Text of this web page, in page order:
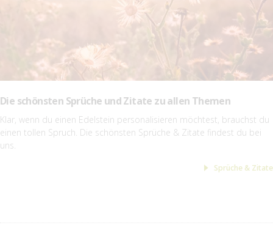
Die schönsten Sprüche und Zitate zu allen Themen
Klar, wenn du einen Edelstein personalisieren möchtest, brauchst du
einen tollen Spruch. Die schönsten Sprüche & Zitate findest du bei
uns.
Sprüche & Zitate